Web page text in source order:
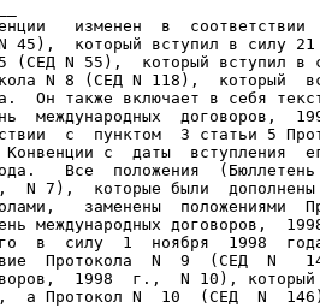
изменен  в  соответствии
45),  который вступил в силу
(СЕД N 55),  который вступил в
N 8 (СЕД N 118),  который
Он также включает в себя
международных
с  пунктом  3 статьи 5
Конвенции с  даты
Все  положения  (Бюллетень
N 7),  которые были
заменены  положениями
международных договоров,
в  силу  1  ноября  1998
Протокола  N  9  (СЕД  N
1998  г.,  N 10),
а Протокол N  10  (СЕД  N